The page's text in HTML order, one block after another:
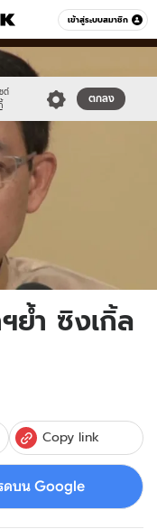
เข้าสู่ระบบสมาชิก
หมวดอื่นๆ
ต์
ตกลง
ย้ำ ซิงเกิ้ล
Copy link
ดบน Google